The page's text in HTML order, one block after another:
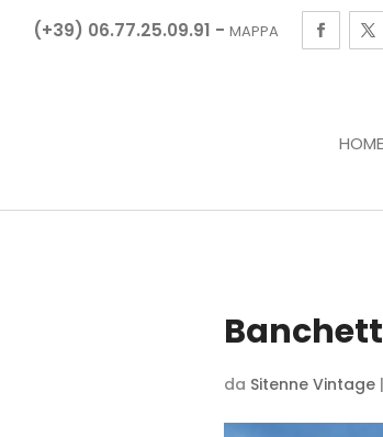
(+39) 06.77.25.09.91 - MAPPA
HOME
da Sitenne Vintage